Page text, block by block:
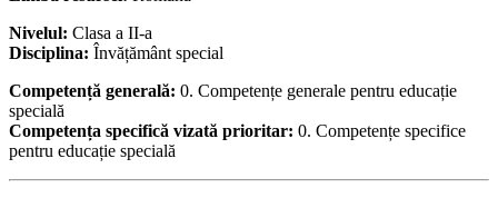
Nivelul: Clasa a II-a
Disciplina: Învățământ special
Competență generală: 0. Competențe generale pentru educație
specială
Competența specifică vizată prioritar: 0. Competențe specifice
pentru educație specială